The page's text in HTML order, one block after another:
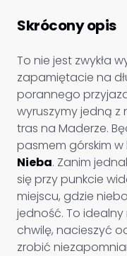
Skrócony opis
To nie jest zwykła
zapamiętacie na
porannego
wyruszymy jedną z
tras na Maderze.
pasmem górskim w
Nieba. Zanim
się przy punkcie
miejscu, gdzie
jedność. To
chwilę, nacieszyć
zrobić